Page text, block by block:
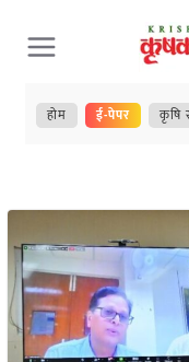
Skip
to
content
होम ई-पेपर कृषि